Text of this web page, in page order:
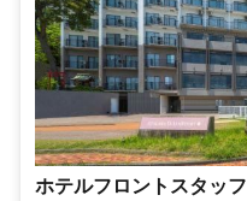
ホテルフロントスタッフ